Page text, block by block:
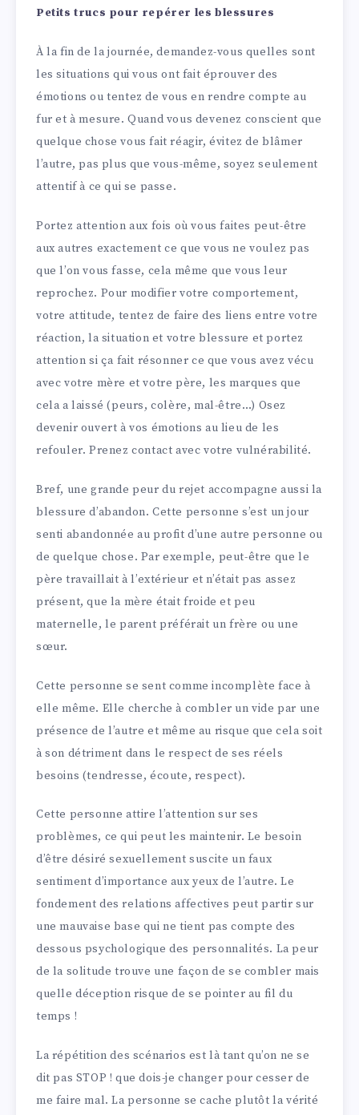
Petits trucs pour repérer les blessures
À la fin de la journée, demandez-vous quelles sont
les situations qui vous ont fait éprouver des
émotions ou tentez de vous en rendre compte au
fur et à mesure. Quand vous devenez conscient que
quelque chose vous fait réagir, évitez de blâmer
l’autre, pas plus que vous-même, soyez seulement
attentif à ce qui se passe.
Portez attention aux fois où vous faites peut-être
aux autres exactement ce que vous ne voulez pas
que l’on vous fasse, cela même que vous leur
reprochez. Pour modifier votre comportement,
votre attitude, tentez de faire des liens entre votre
réaction, la situation et votre blessure et portez
attention si ça fait résonner ce que vous avez vécu
avec votre mère et votre père, les marques que
cela a laissé (peurs, colère, mal-être…) Osez
devenir ouvert à vos émotions au lieu de les
refouler. Prenez contact avec votre vulnérabilité.
Bref, une grande peur du rejet accompagne aussi la
blessure d’abandon. Cette personne s’est un jour
senti abandonnée au profit d’une autre personne ou
de quelque chose. Par exemple, peut-être que le
père travaillait à l’extérieur et n’était pas assez
présent, que la mère était froide et peu
maternelle, le parent préférait un frère ou une
sœur.
Cette personne se sent comme incomplète face à
elle même. Elle cherche à combler un vide par une
présence de l’autre et même au risque que cela soit
à son détriment dans le respect de ses réels
besoins (tendresse, écoute, respect).
Cette personne attire l’attention sur ses
problèmes, ce qui peut les maintenir. Le besoin
d’être désiré sexuellement suscite un faux
sentiment d’importance aux yeux de l’autre. Le
fondement des relations affectives peut partir sur
une mauvaise base qui ne tient pas compte des
dessous psychologique des personnalités. La peur
de la solitude trouve une façon de se combler mais
quelle déception risque de se pointer au fil du
temps !
La répétition des scénarios est là tant qu’on ne se
dit pas STOP ! que dois-je changer pour cesser de
me faire mal. La personne se cache plutôt la vérité